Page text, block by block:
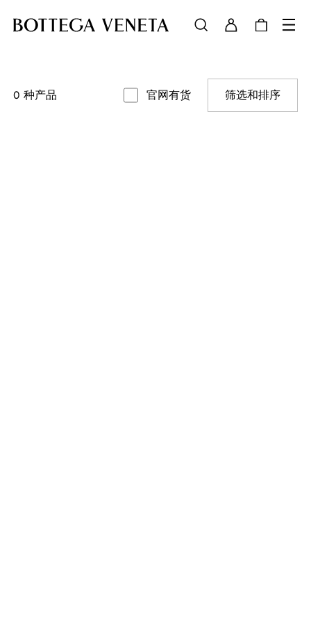
0 种产品 官网有货 筛选和排序